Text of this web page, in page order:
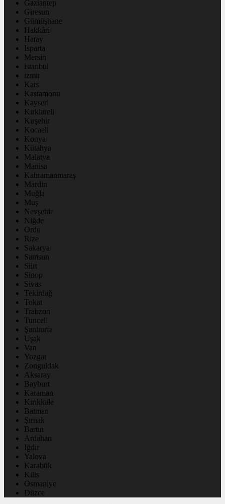
Gaziantep
Giresun
Gümüşhane
Hakkâri
Hatay
Isparta
Mersin
istanbul
izmir
Kars
Kastamonu
Kayseri
Kırklareli
Kırşehir
Kocaeli
Konya
Kütahya
Malatya
Manisa
Kahramanmaraş
Mardin
Muğla
Muş
Nevşehir
Niğde
Ordu
Rize
Sakarya
Samsun
Siirt
Sinop
Sivas
Tekirdağ
Tokat
Trabzon
Tunceli
Şanlıurfa
Uşak
Van
Yozgat
Zonguldak
Aksaray
Bayburt
Karaman
Kırıkkale
Batman
Şırnak
Bartın
Ardahan
Iğdır
Yalova
Karabük
Kilis
Osmaniye
Düzce